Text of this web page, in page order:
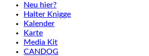
Neu hier?
Halter Knigge
Kalender
Karte
Media Kit
CANDOG